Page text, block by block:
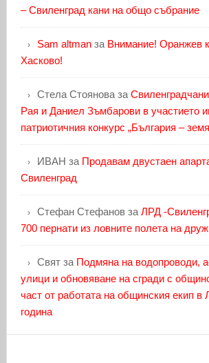
– Свиленград кани на общо събрание
Sam altmanза Внимание! Оранжев
Хасково!
Стела Стояноваза
Рая и Даниел Зъмбарови в участието
патриотичния конкурс „България –
ИВАН за Продавам двустаен
Свиленград
Стефан Стефановза ЛРД -
700 пернати из ловните полета на
Святза Подмяна на водопроводи,
улици и обновяване на сгради с
част от работата на общинския екип в
година